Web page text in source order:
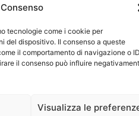
tecnologie come i cookie per
del dispositivo. Il consenso a queste
il comportamento di navigazione o ID
il consenso può influire
Visualizza le
Montaggio finestre pvc
Sostituzione infissi
Sostituzione infissi in pvc
Sostituzione serramenti
Sostituzione
Sostituzione
Sostituzione